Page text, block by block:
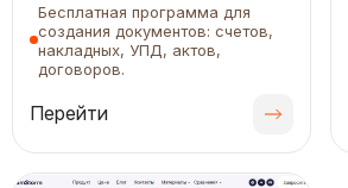
Бесплатная программа для
создания документов: счетов,
накладных, УПД, актов,
договоров.
Перейти